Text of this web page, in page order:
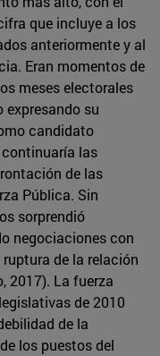
que incluye a los
anteriormente y al
Eran momentos de
meses electorales
expresando su
candidato
continuaría las
de las
Pública. Sin
sorprendió
negociaciones con
ruptura de la relación
2017). La fuerza
de 2010
de la
los puestos del